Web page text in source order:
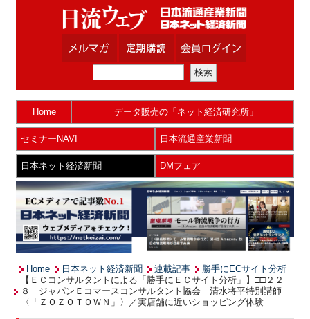
Home データ販売の「ネット経済研究所」
セミナーNAVI 日本流通産業新聞
日本ネット経済新聞 DMフェア
Home 日本ネット経済新聞 連載記事
勝手にECサイト分析
【ＥＣコンサルタントによる「勝手にＥＣサイト分析」】□□２２
８ ジャパンＥコマースコンサルタント協会 清水将平特別講師
〈「ＺＯＺＯＴＯＷＮ」〉／実店舗に近いショッピング体験